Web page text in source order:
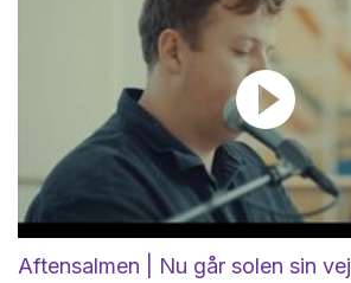
Aftensalmen | Nu går solen sin vej